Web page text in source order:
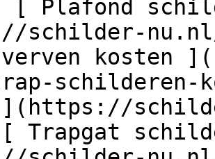
[ Plafond
schilder-
kosten
schilderen-
](https://